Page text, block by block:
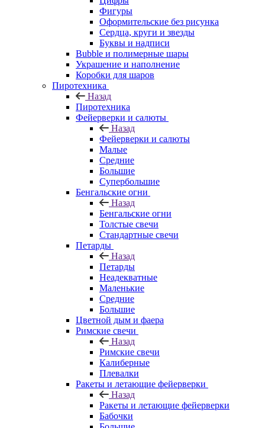
Фигуры
Оформительские без рисунка
Сердца, круги и звезды
Буквы и надписи
Bubble и полимерные шары
Украшение и наполнение
Коробки для шаров
Пиротехника
Назад
Пиротехника
Фейерверки и салюты
Назад
Фейерверки и салюты
Малые
Средние
Большие
Супербольшие
Бенгальские огни
Назад
Бенгальские огни
Толстые свечи
Стандартные свечи
Петарды
Назад
Петарды
Неадекватные
Маленькие
Средние
Большие
Цветной дым и фаера
Римские свечи
Назад
Римские свечи
Калиберные
Плевалки
Ракеты и летающие фейерверки
Назад
Ракеты и летающие фейерверки
Бабочки